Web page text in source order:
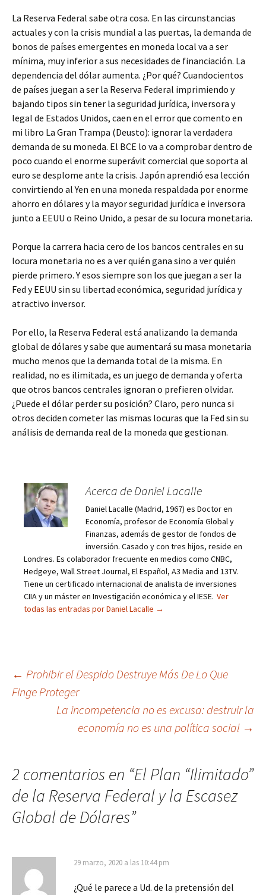
La Reserva Federal sabe otra cosa. En las circunstancias
actuales y con la crisis mundial a las puertas, la demanda de
bonos de países emergentes en moneda local va a ser
mínima, muy inferior a sus necesidades de financiación. La
dependencia del dólar aumenta. ¿Por qué? Cuandocientos
de países juegan a ser la Reserva Federal imprimiendo y
bajando tipos sin tener la seguridad jurídica, inversora y
legal de Estados Unidos, caen en el error que comento en
mi libro La Gran Trampa (Deusto): ignorar la verdadera
demanda de su moneda. El BCE lo va a comprobar dentro de
poco cuando el enorme superávit comercial que soporta al
euro se desplome ante la crisis. Japón aprendió esa lección
convirtiendo al Yen en una moneda respaldada por enorme
ahorro en dólares y la mayor seguridad jurídica e inversora
junto a EEUU o Reino Unido, a pesar de su locura monetaria.
Porque la carrera hacia cero de los bancos centrales en su
locura monetaria no es a ver quién gana sino a ver quién
pierde primero. Y esos siempre son los que juegan a ser la
Fed y EEUU sin su libertad económica, seguridad jurídica y
atractivo inversor.
Por ello, la Reserva Federal está analizando la demanda
global de dólares y sabe que aumentará su masa monetaria
mucho menos que la demanda total de la misma. En
realidad, no es ilimitada, es un juego de demanda y oferta
que otros bancos centrales ignoran o prefieren olvidar.
¿Puede el dólar perder su posición? Claro, pero nunca si
otros deciden cometer las mismas locuras que la Fed sin su
análisis de demanda real de la moneda que gestionan.
Acerca de Daniel Lacalle
Daniel Lacalle (Madrid, 1967) es Doctor en
Economía, profesor de Economía Global y
Finanzas, además de gestor de fondos de
inversión. Casado y con tres hijos, reside en
Londres. Es colaborador frecuente en medios como CNBC,
Hedgeye, Wall Street Journal, El Español, A3 Media and 13TV.
Tiene un certificado internacional de analista de inversiones
CIIA y un máster en Investigación económica y el IESE. Ver
todas las entradas por Daniel Lacalle →
Navegación
de
← Prohibir el Despido Destruye Más De Lo Que
Finge Proteger
La incompetencia no es excusa: destruir la
economía no es una política social →
2 comentarios en “El Plan “Ilimitado”
de la Reserva Federal y la Escasez
Global de Dólares”
29 marzo, 2020 a las 10:44 pm
¿Qué le parece a Ud. de la pretensión del